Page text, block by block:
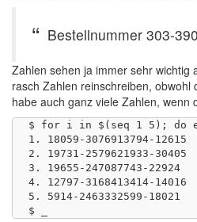
Bestellnummer 303-
Zahlen sehen ja immer sehr wichtig
rasch Zahlen reinschreiben, obwohl
habe auch ganz viele Zahlen, wenn
$ for i in $(seq 1 5); do echo
1. 18059-3076913794-12615
2. 19731-2579621933-30405
3. 19655-247087743-22924
4. 12797-3168413414-14016
5. 5914-2463332599-18021